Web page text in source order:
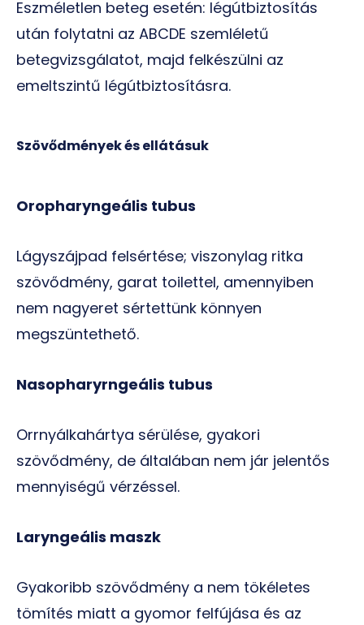
Eszméletlen beteg esetén: légútbiztosítás
után folytatni az ABCDE szemléletű
betegvizsgálatot, majd felkészülni az
emeltszintű légútbiztosításra.
Szövődmények és ellátásuk
Oropharyngeális tubus
Lágyszájpad felsértése; viszonylag ritka
szövődmény, garat toilettel, amennyiben
nem nagyeret sértettünk könnyen
megszüntethető.
Nasopharyrngeális tubus
Orrnyálkahártya sérülése, gyakori
szövődmény, de általában nem jár jelentős
mennyiségű vérzéssel.
Laryngeális maszk
Gyakoribb szövődmény a nem tökéletes
tömítés miatt a gyomor felfújása és az